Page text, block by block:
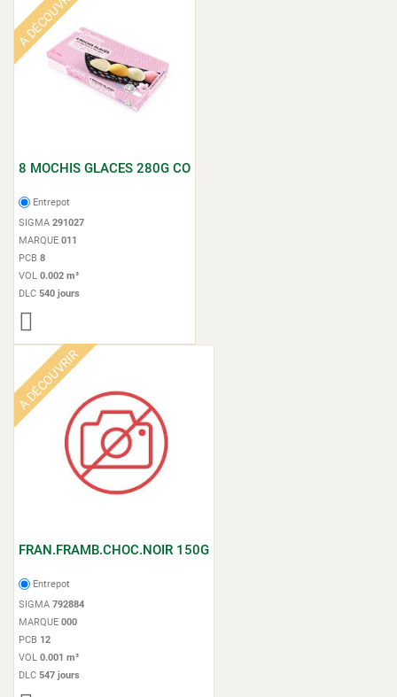
A DÉCOUVRIR
8 MOCHIS GLACES 280G CO
Entrepot
SIGMA 291027
MARQUE 011
PCB 8
VOL 0.002 m³
DLC 540 jours
A DÉCOUVRIR
FRAN.FRAMB.CHOC.NOIR 150G
Entrepot
SIGMA 792884
MARQUE 000
PCB 12
VOL 0.001 m³
DLC 547 jours